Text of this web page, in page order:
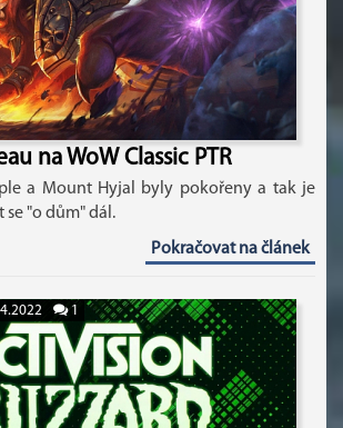
na WoW Classic PTR
a Mount Hyjal byly pokořeny a tak je
se "o dům" dál.
Pokračovat na článek
1